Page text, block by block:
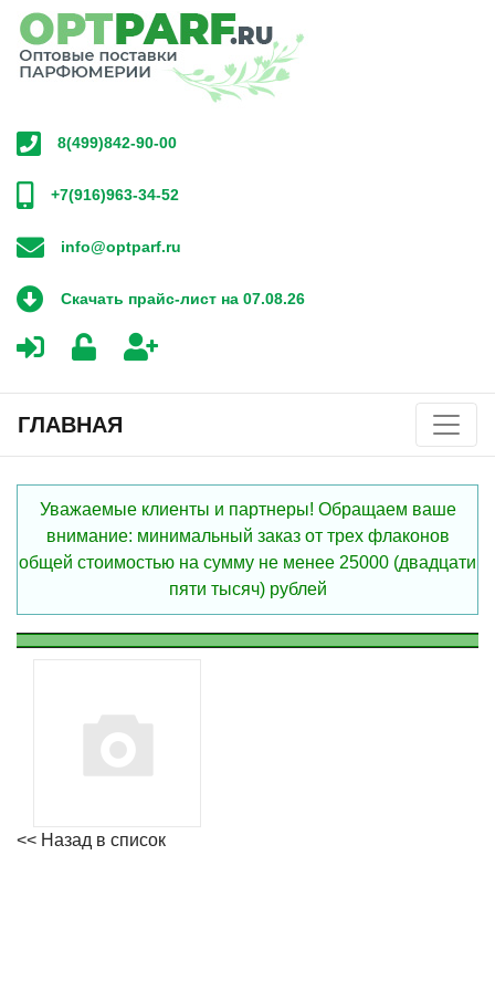
8(499)842-90-00
+7(916)963-34-52
info@optparf.ru
Скачать прайс-лист на 07.08.26
ГЛАВНАЯ
Уважаемые клиенты и партнеры! Обращаем ваше
внимание: минимальный заказ от трех флаконов
общей стоимостью на сумму не менее 25000 (двадцати
пяти тысяч) рублей
<< Назад в список